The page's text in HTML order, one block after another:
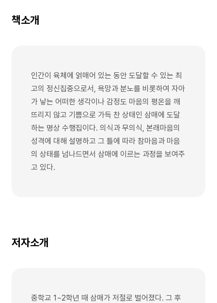
책소개
인간이 육체에 얽매어 있는 동안 도달할 수 있는 최
고의 정신집중으로서, 욕망과 분노를 비롯하여 자아
가 낳는 어떠한 생각이나 감정도 마음의 평온을 깨
뜨리지 않고 기쁨으로 가득 찬 상태인 삼매에 도달
하는 명상 수행집이다. 의식과 무의식, 본래마음의
성격에 대해 설명하고 그 틀에 따라 참마음과 마음
의 상태를 넘나드면서 삼매에 이르는 과정을 보여주
고 있다.
저자소개
중학교 1~2학년 때 삼매가 저절로 벌어졌다. 그 후